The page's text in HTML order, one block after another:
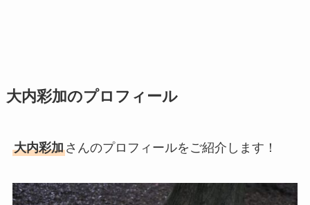
大内彩加のプロフィール
大内彩加さんのプロフィールをご紹介します！